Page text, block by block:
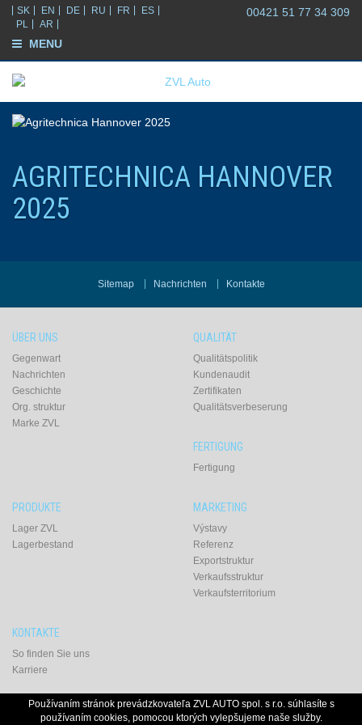
SK EN DE RU FR
ES
PL
AR
00421 51 77 34 309
MENU
AGRITECHNICA HANNOVER
2025
Sitemap Nachrichten Kontakte
ÜBER UNS
Gegenwart
Nachrichten
Geschichte
Org. struktur
Marke ZVL
QUALITÄT
Qualitätspolitik
Kundenaudit
Zertifikaten
Qualitätsverbeserung
FERTIGUNG
Fertigung
PRODUKTE
Lager ZVL
Lagerbestand
MARKETING
Výstavy
Referenz
Exportstruktur
Verkaufsstruktur
Verkaufsterritorium
KONTAKTE
So finden Sie uns
Karriere
ZVL Auto spol s r. o. Košická ul. Prešov © 2016
Používaním stránok prevádzkovateľa ZVL AUTO spol. s r.o. súhlasíte s
používaním cookies, pomocou ktorých vylepšujeme naše služby.